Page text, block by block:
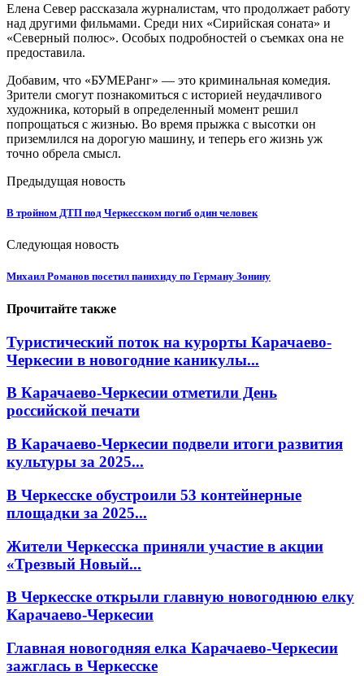
Елена Север рассказала журналистам, что продолжает работу
над другими фильмами. Среди них «Сирийская соната» и
«Северный полюс». Особых подробностей о съемках она не
предоставила.
Добавим, что «БУМЕРанг» ― это криминальная комедия.
Зрители смогут познакомиться с историей неудачливого
художника, который в определенный момент решил
попрощаться с жизнью. Во время прыжка с высотки он
приземлился на дорогую машину, и теперь его жизнь уж
точно обрела смысл.
Предыдущая новость
В тройном ДТП под Черкесском погиб один человек
Следующая новость
Михаил Романов посетил панихиду по Герману Зонину
Прочитайте также
Туристический поток на курорты Карачаево-
Черкесии в новогодние каникулы...
В Карачаево-Черкесии отметили День
российской печати
В Карачаево-Черкесии подвели итоги развития
культуры за 2025...
В Черкесске обустроили 53 контейнерные
площадки за 2025...
Жители Черкесска приняли участие в акции
«Трезвый Новый...
В Черкесске открыли главную новогоднюю елку
Карачаево-Черкесии
Главная новогодняя елка Карачаево-Черкесии
зажглась в Черкесске